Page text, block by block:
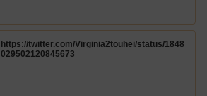
https://twitter.com/Virginia2touhei/status/1848
029502120845673